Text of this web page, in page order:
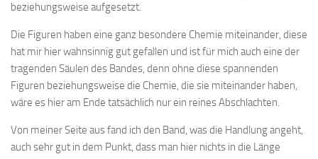
beziehungsweise aufgesetzt.
Die Figuren haben eine ganz besondere Chemie miteinander, diese
hat mir hier wahnsinnig gut gefallen und ist für mich auch eine der
tragenden Säulen des Bandes, denn ohne diese spannenden
Figuren beziehungsweise die Chemie, die sie miteinander haben,
wäre es hier am Ende tatsächlich nur ein reines Abschlachten.
Von meiner Seite aus fand ich den Band, was die Handlung angeht,
auch sehr gut in dem Punkt, dass man hier nichts in die Länge